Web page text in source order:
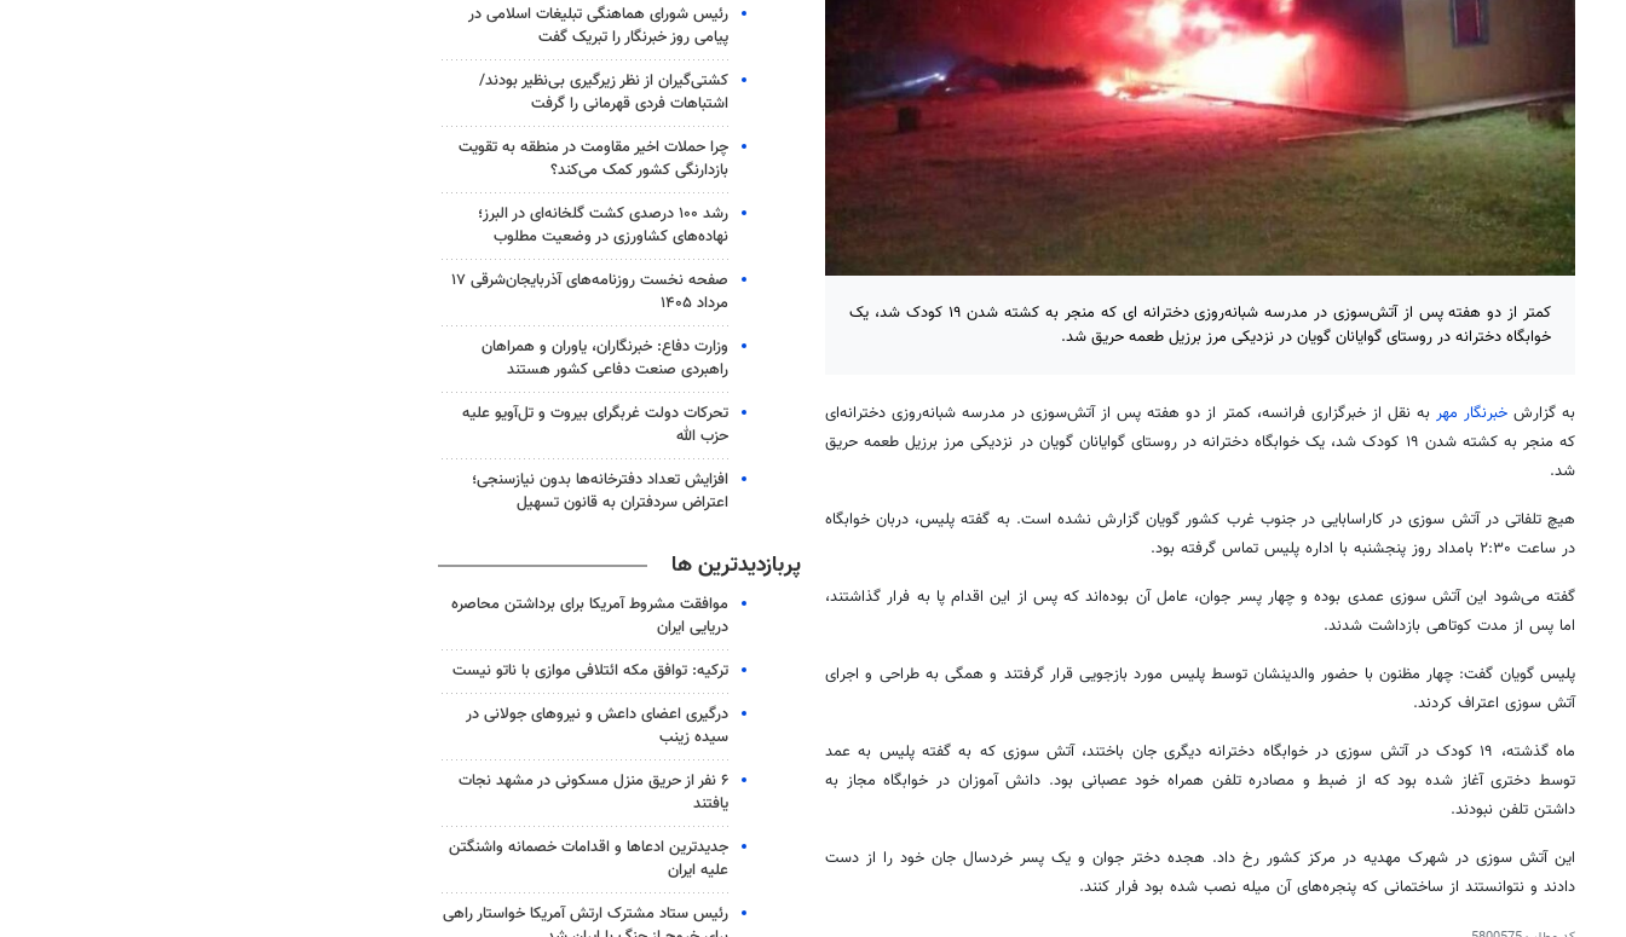
کمتر از دو هفته پس از آتش‌سوزی در مدرسه شبانه‌روزی دخترانه ای که منجر به کشته شدن ۱۹ کودک شد، یک
خوابگاه دخترانه در روستای گوایانان گویان در نزدیکی مرز برزیل طعمه حریق شد.
به گزارش خبرنگار مهر به نقل از خبرگزاری فرانسه، کمتر از دو هفته پس از آتش‌سوزی در مدرسه شبانه‌روزی دخترانه‌ای
که منجر به کشته شدن ۱۹ کودک شد، یک خوابگاه دخترانه در روستای
گوایانان گویان در نزدیکی مرز برزیل طعمه حریق
شد.
هیچ تلفاتی در آتش سوزی در کاراساباییدر جنوب غرب کشور گویان گزارش نشده است. به گفته پلیس، دربان خوابگاه
در ساعت ۲:۳۰ بامداد روز پنجشنبه با اداره پلیس تماس گرفته بود.
گفته می‌شود این آتش سوزی عمدی بوده و چهار پسر جوان، عامل آن بوده‌اند که پس از این اقدام پا به فرار گذاشتند،
اما پس از مدت کوتاهی بازداشت شدند.
پلیس گویان گفت: چهار مظنون با حضور والدینشان توسط پلیس مورد بازجویی قرار گرفتند و همگی به طراحی و اجرای
آتش سوزی اعتراف کردند.
ماه گذشته، ۱۹ کودک در آتش سوزی در خوابگاه دخترانه دیگری جان باختند، آتش سوزی که به گفته پلیس به عمد
توسط دختری آغاز شده بود که از ضبط و مصادره تلفن همراه خود عصبانی بود. دانش آموزان در خوابگاه مجاز به
داشتن تلفن نبودند.
این آتش سوزی در شهرک مهدیه در مرکز کشور رخ داد. هجده دختر جوان و یک پسر خردسال جان خود را از دست
دادند و نتوانستند از ساختمانی که پنجره‌های آن میله نصب شده بود فرار کنند.
رئیس شورای هماهنگی تبلیغات اسلامی در
پیامی روز خبرنگار را تبریک گفت
کشتی‌گیران از نظر زیرگیری بی‌نظیر بودند/
اشتباهات فردی قهرمانی را گرفت
چرا حملات اخیر مقاومت در منطقه به تقویت
بازدارنگی کشور کمک می‌کند؟
رشد ۱۰۰ درصدی کشت گلخانه‌ای در البرز؛
نهاده‌های کشاورزی در وضعیت مطلوب
صفحه نخست روزنامه‌های آذربایجان‌شرقی ۱۷
مرداد ۱۴۰۵
وزارت دفاع: خبرنگاران، یاوران و همراهان
راهبردی صنعت دفاعی کشور هستند
تحرکات دولت غربگرای بیروت و تل‌آویو علیه
حزب الله
افزایش تعداد دفترخانه‌ها بدون نیازسنجی؛
اعتراض سردفتران به قانون تسهیل
پربازدیدترین ها
موافقت مشروط آمریکا برای برداشتن محاصره
دریایی ایران
ترکیه: توافق مکه ائتلافی موازی با ناتو نیست
درگیری اعضای داعش و نیروهای جولانی در
سیده زینب
۶ نفر از حریق منزل مسکونی در مشهد نجات
یافتند
جدیدترین ادعاها و اقدامات خصمانه واشنگتن
علیه ایران
رئیس ستاد مشترک ارتش آمریکا خواستار راهی